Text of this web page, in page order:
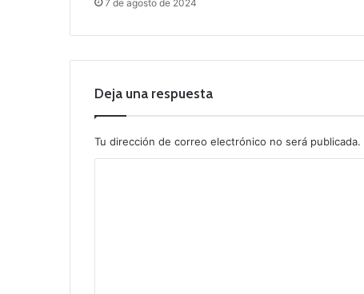
7 de agosto de 2024
Deja una respuesta
Tu dirección de correo electrónico no será publicada.